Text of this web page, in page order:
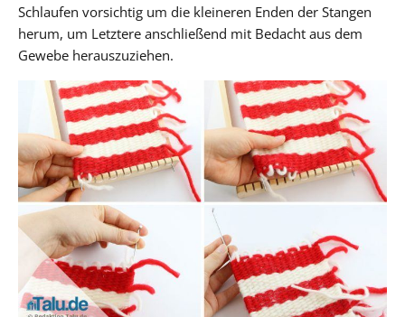
Schlaufen vorsichtig um die kleineren Enden der Stangen
herum, um Letztere anschließend mit Bedacht aus dem
Gewebe herauszuziehen.